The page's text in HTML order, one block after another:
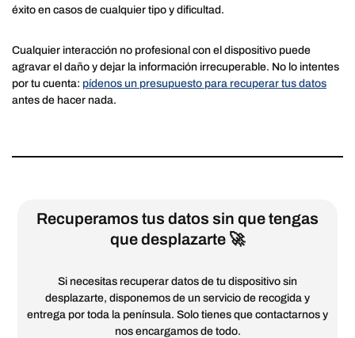
éxito en casos de cualquier tipo y dificultad.
Cualquier interacción no profesional con el dispositivo puede
agravar el daño y dejar la información irrecuperable. No lo intentes
por tu cuenta: pídenos un presupuesto para recuperar tus datos
antes de hacer nada.
Recuperamos tus datos sin que tengas
que desplazarte 🚀
Si necesitas recuperar datos de tu dispositivo sin
desplazarte, disponemos de un servicio de recogida y
entrega por toda la península. Solo tienes que contactarnos y
nos encargamos de todo.